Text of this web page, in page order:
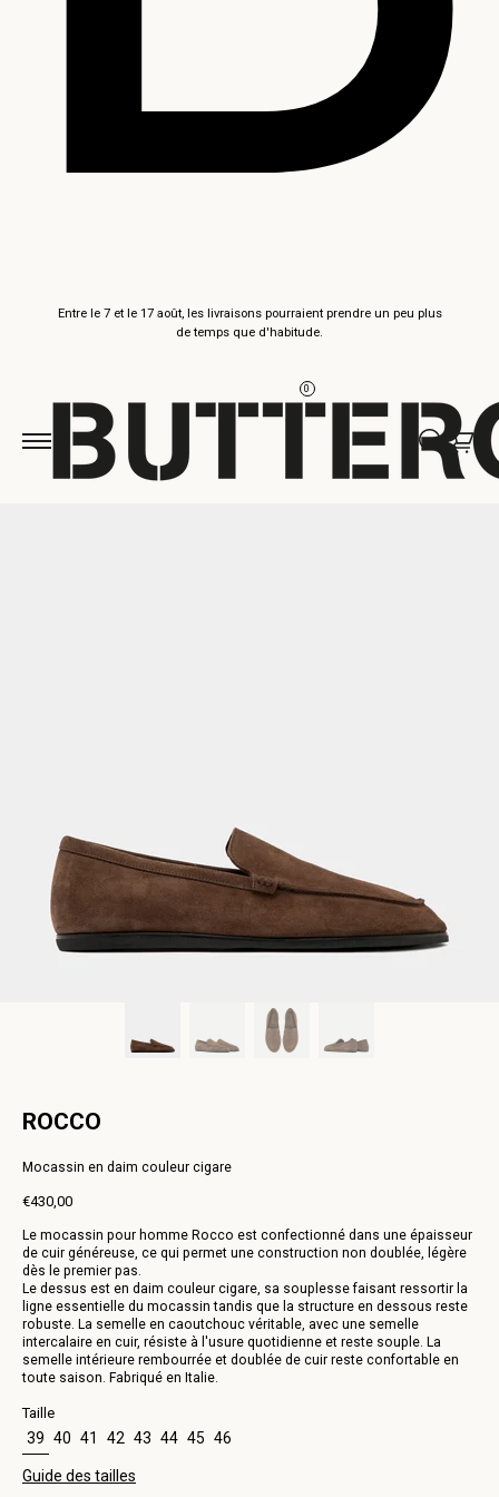
Entre le 7 et le 17 août, les livraisons pourraient prendre un peu plus
de temps que d'habitude.
0
ROCCO
Mocassin en daim couleur cigare
€430,00
normal
Le mocassin pour homme Rocco est confectionné dans une épaisseur
de cuir généreuse, ce qui permet une construction non doublée, légère
dès le premier pas.
Le dessus est en daim couleur cigare, sa souplesse faisant ressortir la
ligne essentielle du mocassin tandis que la structure en dessous reste
robuste. La semelle en caoutchouc véritable, avec une semelle
intercalaire en cuir, résiste à l'usure quotidienne et reste souple. La
semelle intérieure rembourrée et doublée de cuir reste confortable en
toute saison. Fabriqué en Italie.
Taille
39 40 41 42 43 44 45 46
Guide des tailles